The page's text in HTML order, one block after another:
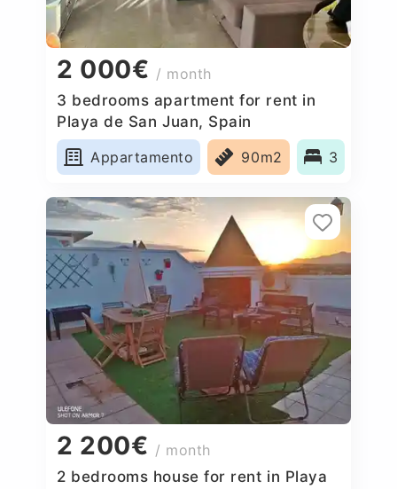
2 000€ / month
3 bedrooms apartment for rent in
Playa de San Juan, Spain
Appartamento
90m2 3
2 200€ / month
2 bedrooms house for rent in Playa